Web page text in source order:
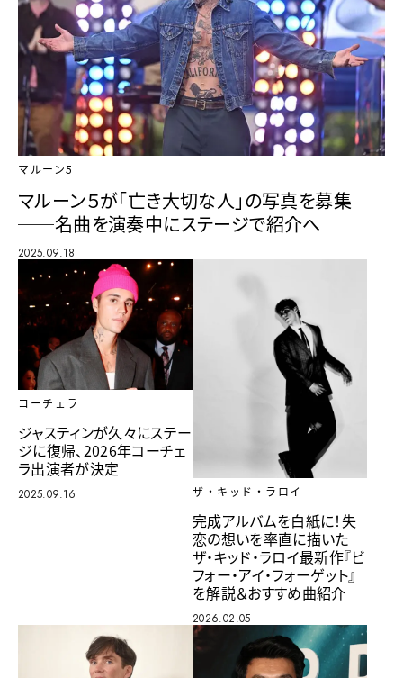
マルーン5
マルーン５が「亡き大切な人」の写真を募集
──名曲を演奏中にステージで紹介へ
2025.09.18
コーチェラ
ジャスティンが久々にステー
ジに復帰、2026年コーチェ
ラ出演者が決定
2025.09.16 ザ・キッド・ラロイ
完成アルバムを白紙に！失
恋の想いを率直に描いた
ザ・キッド・ラロイ最新作『ビ
フォー・アイ・フォーゲット』
を解説＆おすすめ曲紹介
2026.02.05